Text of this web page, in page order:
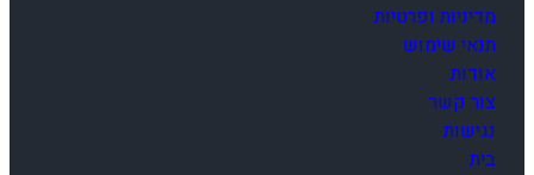
מדיניות ופרטיות
תנאי שימוש
אודות
צור קשר
נגישות
בית